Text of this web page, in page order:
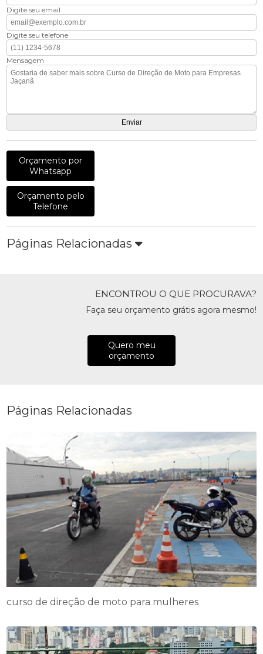
Digite seu email
Digite seu telefone
Mensagem
Orçamento por
Whatsapp
Orçamento pelo
Telefone
Páginas Relacionadas
ENCONTROU O QUE PROCURAVA?
Faça seu orçamento grátis agora mesmo!
Quero meu
orçamento
Páginas Relacionadas
curso de direção de moto para mulheres